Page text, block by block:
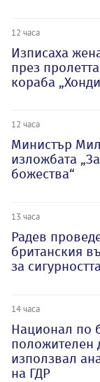
12 часа
Изписаха
през
кораба
12 часа
Министър
изложбата
божества“
13 часа
Радев
британския
за сигурността
14 часа
Национал по
положителен
използвал
на ГДР